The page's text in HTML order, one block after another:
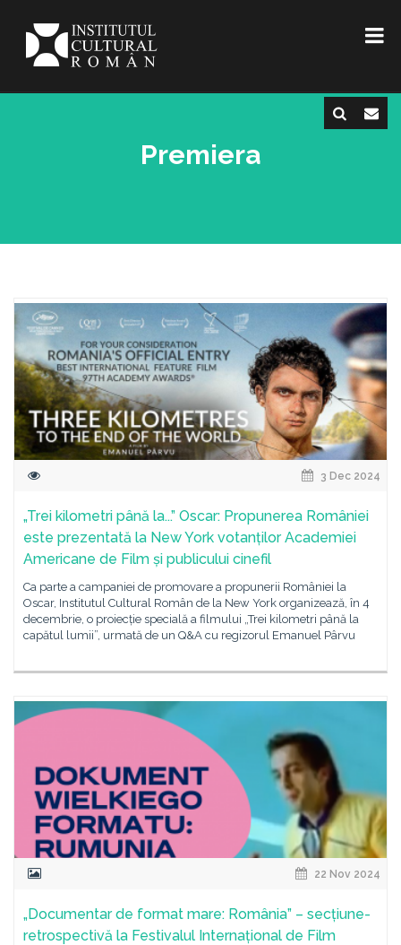
Premiera
3 Dec 2024
„Trei kilometri până la...” Oscar: Propunerea României
este prezentată la New York votanților Academiei
Americane de Film și publicului cinefil
Ca parte a campaniei de promovare a propunerii României la
Oscar, Institutul Cultural Român de la New York organizează, în 4
decembrie, o proiecție specială a filmului „Trei kilometri până la
capătul lumii”, urmată de un Q&A cu regizorul Emanuel Pârvu
22 Nov 2024
„Documentar de format mare: România” – secțiune-
retrospectivă la Festivalul Internațional de Film